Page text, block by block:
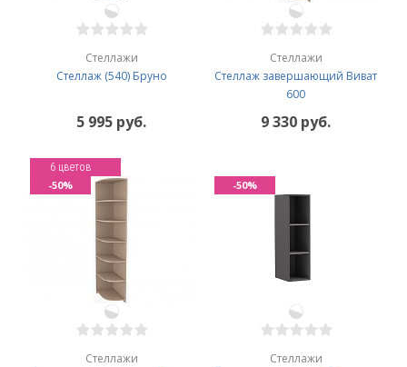
Стеллажи
Стеллаж (540) Бруно
5 995 руб.
Стеллажи
Стеллаж завершающий Виват
600
9 330 руб.
Стеллажи
6 цветов
-50%
Стеллажи
-50%